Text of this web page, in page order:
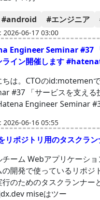
#android #エンジニア
2026-06-17 03:00
Engineer Seminar #37
ライン開催します
ちは。CTOのid:motemen
#37 「サービスを支える
Engineer Seminar
2026-06-16 05:55
リポジトリ用のタスクラ
チーム Webアプリケーシ
の開発で使っているリポジ
行のためのタスクランナー
miseはツー